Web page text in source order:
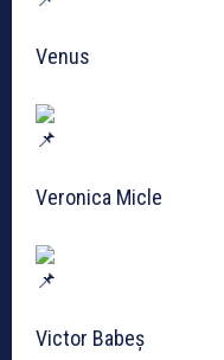
Venus
Veronica Micle
Victor Babeș